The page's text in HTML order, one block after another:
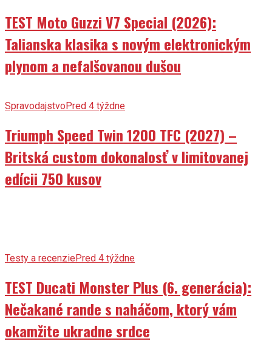
TEST Moto Guzzi V7 Special (2026):
Talianska klasika s novým elektronickým
plynom a nefalšovanou dušou
SpravodajstvoPred 4 týždne
Triumph Speed Twin 1200 TFC (2027) –
Britská custom dokonalosť v limitovanej
edícii 750 kusov
Testy a recenziePred 4 týždne
TEST Ducati Monster Plus (6. generácia):
Nečakané rande s naháčom, ktorý vám
okamžite ukradne srdce